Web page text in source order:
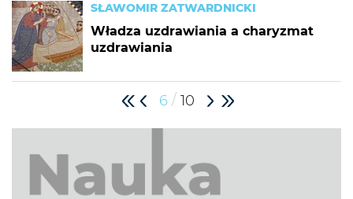
SŁAWOMIR ZATWARDNICKI
Władza uzdrawiania a charyzmat
uzdrawiania
6 / 10